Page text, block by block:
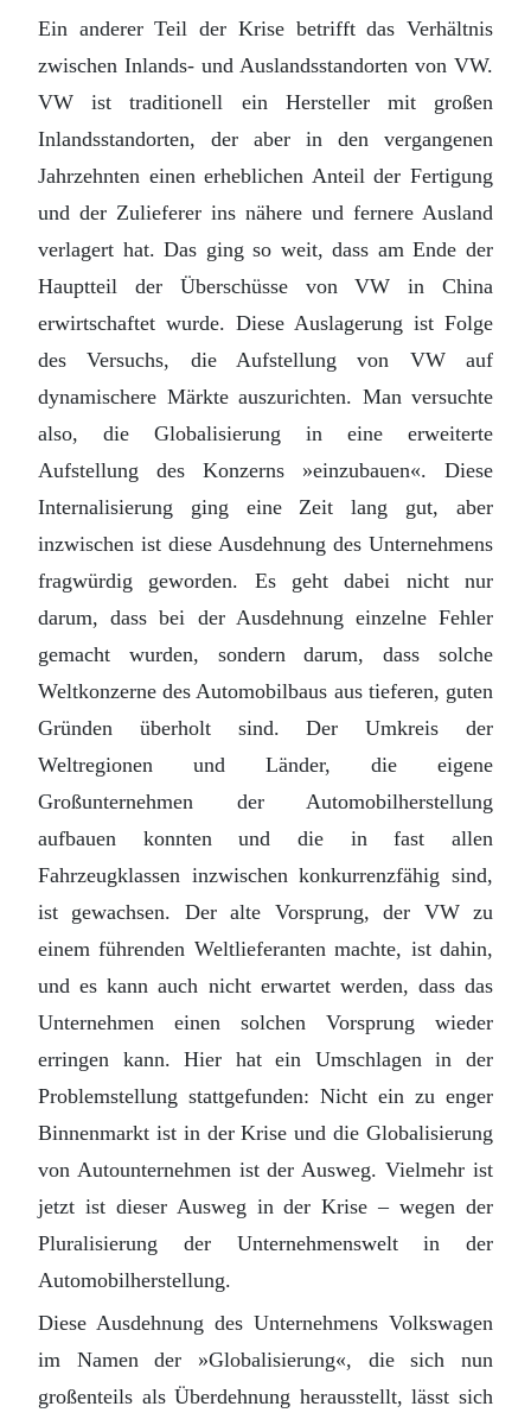
Ein anderer Teil der Krise betrifft das Verhältnis
zwischen Inlands- und Auslandsstandorten von VW.
VW ist traditionell ein Hersteller mit großen
Inlandsstandorten, der aber in den vergangenen
Jahrzehnten einen erheblichen Anteil der Fertigung
und der Zulieferer ins nähere und fernere Ausland
verlagert hat. Das ging so weit, dass am Ende der
Hauptteil der Überschüsse von VW in China
erwirtschaftet wurde. Diese Auslagerung ist Folge
des Versuchs, die Aufstellung von VW auf
dynamischere Märkte auszurichten. Man versuchte
also, die Globalisierung in eine erweiterte
Aufstellung des Konzerns »einzubauen«. Diese
Internalisierung ging eine Zeit lang gut, aber
inzwischen ist diese Ausdehnung des Unternehmens
fragwürdig geworden. Es geht dabei nicht nur
darum, dass bei der Ausdehnung einzelne Fehler
gemacht wurden, sondern darum, dass solche
Weltkonzerne des Automobilbaus aus tieferen, guten
Gründen überholt sind. Der Umkreis der
Weltregionen und Länder, die eigene
Großunternehmen der Automobilherstellung
aufbauen konnten und die in fast allen
Fahrzeugklassen inzwischen konkurrenzfähig sind,
ist gewachsen. Der alte Vorsprung, der VW zu
einem führenden Weltlieferanten machte, ist dahin,
und es kann auch nicht erwartet werden, dass das
Unternehmen einen solchen Vorsprung wieder
erringen kann. Hier hat ein Umschlagen in der
Problemstellung stattgefunden: Nicht ein zu enger
Binnenmarkt ist in der Krise und die Globalisierung
von Autounternehmen ist der Ausweg. Vielmehr ist
jetzt ist dieser Ausweg in der Krise – wegen der
Pluralisierung der Unternehmenswelt in der
Automobilherstellung.
Diese Ausdehnung des Unternehmens Volkswagen
im Namen der »Globalisierung«, die sich nun
großenteils als Überdehnung herausstellt, lässt sich